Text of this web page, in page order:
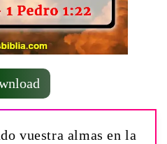
vuestra almas en la